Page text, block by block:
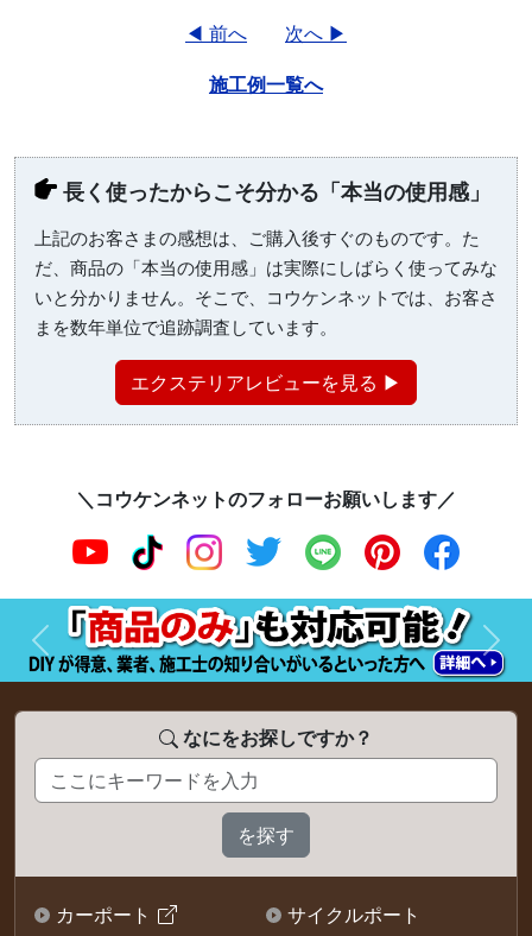
◀ 前へ
次へ ▶
施工例一覧へ
長く使ったからこそ分かる「本当の使用感」
上記のお客さまの感想は、ご購入後すぐのものです。た
だ、商品の「本当の使用感」は実際にしばらく使ってみな
いと分かりません。そこで、コウケンネットでは、お客さ
まを数年単位で追跡調査しています。
エクステリアレビューを見る ▶
＼コウケンネットのフォローお願いします／
前へ 次へ
なにをお探しですか？
カーポート
サイクルポート